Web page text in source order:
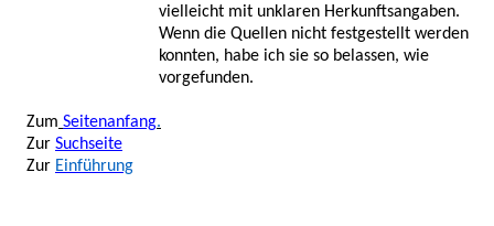
vielleicht mit unklaren Herkunftsangaben.
Wenn die Quellen nicht festgestellt werden
konnten, habe ich sie so belassen, wie
vorgefunden.
Zum Seitenanfang.
Zur Suchseite
Zur Einführung